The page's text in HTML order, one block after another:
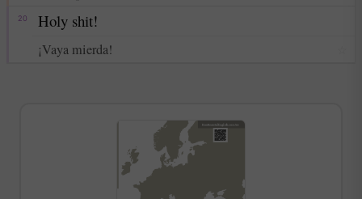
20 Holy shit!
¡Vaya mierda!